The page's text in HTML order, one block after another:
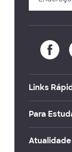
Links
Para
Atualidade